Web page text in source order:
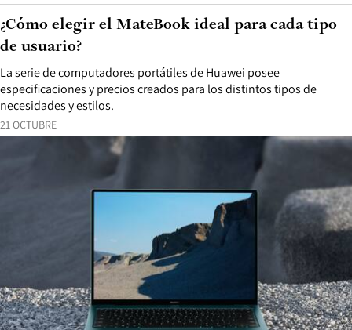
21 OCTUBRE
La serie de computadores portátiles de Huawei posee
especificaciones y precios creados para los distintos tipos de
necesidades y estilos.
¿Cómo elegir el MateBook ideal para cada tipo
de usuario?